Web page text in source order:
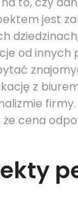
jest
od
z
firmy.
cena